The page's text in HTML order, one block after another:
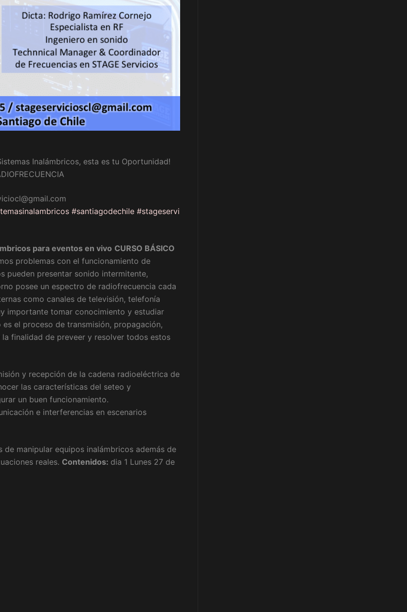
Inalámbricos, esta es tu Oportunidad!
#santiagodechile #stageservi
para eventos en vivo CURSO BÁSICO
problemas con el funcionamiento de
pueden presentar sonido intermitente,
posee un espectro de radiofrecuencia cada
como canales de televisión, telefonía
importante tomar conocimiento y estudiar
el proceso de transmisión, propagación,
finalidad de preveer y resolver todos estos
y recepción de la cadena radioeléctrica de
las características del seteo y
un buen funcionamiento.
e interferencias en escenarios
de manipular equipos inalámbricos además de
reales. Contenidos: dia 1 Lunes 27 de